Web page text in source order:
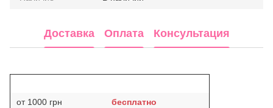
Доставка Оплата Консультация
от 1000 грн
бесплатно